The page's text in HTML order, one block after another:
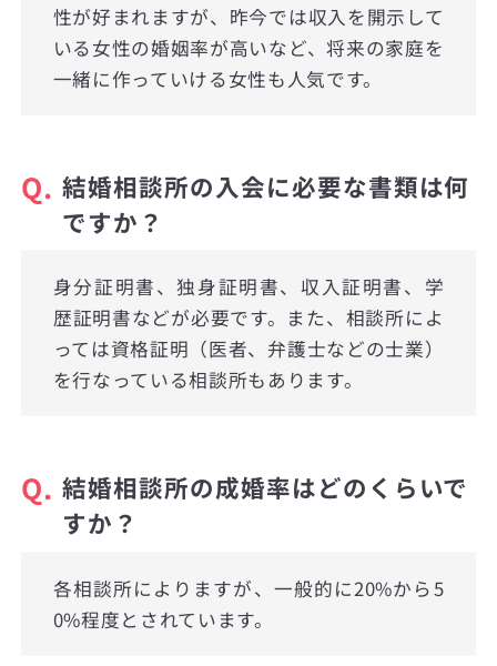
性が好まれますが、昨今では収入を開示して
いる女性の婚姻率が高いなど、将来の家庭を
一緒に作っていける女性も人気です。
Q. 結婚相談所の入会に必要な書類は何
ですか？
身分証明書、独身証明書、収入証明書、学
歴証明書などが必要です。また、相談所によ
っては資格証明（医者、弁護士などの士業）
を行なっている相談所もあります。
Q. 結婚相談所の成婚率はどのくらいで
すか？
各相談所によりますが、一般的に20%から5
0%程度とされています。